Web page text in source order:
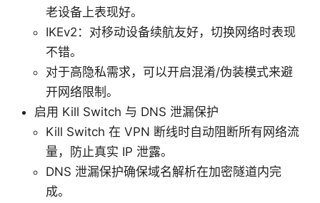
老设备上表现好。
IKEv2：对移动设备续航友好，切换网络时表现
不错。
对于高隐私需求，可以开启混淆/伪装模式来避
开网络限制。
启用 Kill Switch 与 DNS 泄漏保护
Kill Switch 在 VPN 断线时自动阻断所有网络流
量，防止真实 IP 泄露。
DNS 泄漏保护确保域名解析在加密隧道内完
成。